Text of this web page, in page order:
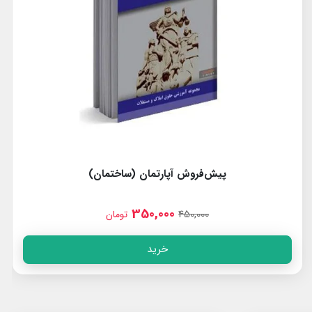
پیش‌فروش آپارتمان (ساختمان)
450,000
350,000 تومان
خرید